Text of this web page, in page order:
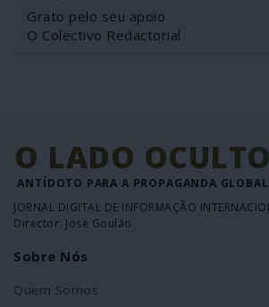
Grato pelo seu apoio
O Colectivo Redactorial
O LADO OCULTO
ANTÍDOTO PARA A PROPAGANDA GLOBAL
JORNAL DIGITAL DE INFORMAÇÃO
Director: José Goulão
Sobre Nós
Quem Somos